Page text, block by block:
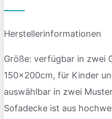
Herstellerinformationen
Größe: verfügbar in zwei
150x200cm, für Kinder
auswählbar in zwei
Sofadecke ist aus